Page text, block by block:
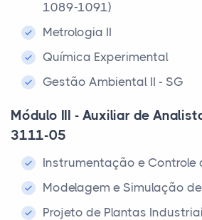
1089-1091)
Metrologia II
Química Experimental
Gestão Ambiental II - SG
Módulo III - Auxiliar de
3111-05
Instrumentação e Controle
Modelagem e Simulação
Projeto de Plantas